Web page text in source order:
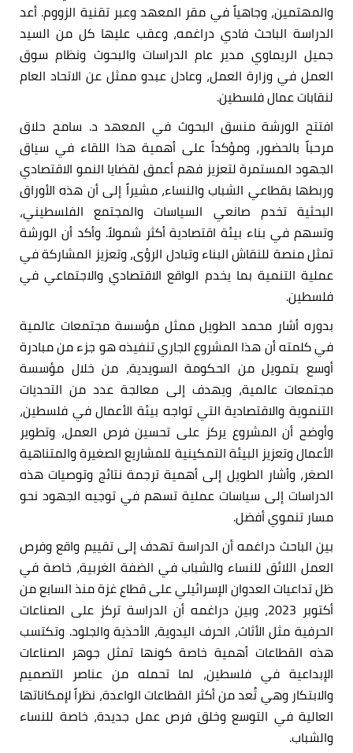
والمهتمين، وجاهياً في مقر المعهد وعبر تقنية الزووم. أعد
الدراسة الباحث فادي دراغمه، وعقب عليها كل من السيد
جميل الريماوي مدير عام الدراسات والبحوث ونظام سوق
العمل في وزارة العمل، وعادل عبدو ممثل عن الاتحاد العام
لنقابات عمال فلسطين.
افتتح الورشة منسق البحوث في المعهد د. سامح حلاق
مرحباً بالحضور، ومؤكداً على أهمية هذا اللقاء في سياق
الجهود المستمرة لتعزيز فهم أعمق لقضايا النمو الاقتصادي
وربطها بقطاعي الشباب والنساء، مشيراً إلى أن هذه الأوراق
البحثية تخدم صانعي السياسات والمجتمع الفلسطيني،
وتسهم في بناء بيئة اقتصادية أكثر شمولاً. وأكد أن الورشة
تمثل منصة للنقاش البناء وتبادل الرؤى، وتعزيز المشاركة في
عملية التنمية بما يخدم الواقع الاقتصادي والاجتماعي في
فلسطين.
بدوره أشار محمد الطويل ممثل مؤسسة مجتمعات عالمية
في كلمته أن هذا المشروع الجاري تنفيذه هو جزء من مبادرة
أوسع بتمويل من الحكومة السويدية، من خلال مؤسسة
مجتمعات عالمية، ويهدف إلى معالجة عدد من التحديات
التنموية والاقتصادية التي تواجه بيئة الأعمال في فلسطين،
وأوضح أن المشروع يركز على تحسين فرص العمل، وتطوير
الأعمال وتعزيز البيئة التمكينية للمشاريع الصغيرة والمتناهية
الصغر، وأشار الطويل إلى أهمية ترجمة نتائج وتوصيات هذه
الدراسات إلى سياسات عملية تسهم في توجيه الجهود نحو
مسار تنموي أفضل.
بين الباحث دراغمه أن الدراسة تهدف إلى تقييم واقع وفرص
العمل اللائق للنساء والشباب في الضفة الغربية، خاصة في
ظل تداعيات العدوان الإسرائيلي على قطاع غزة منذ السابع من
أكتوبر 2023، وبين دراغمه أن الدراسة تركز على الصناعات
الحرفية مثل الأثاث، الحرف اليدوية، الأحذية والجلود. وتكتسب
هذه القطاعات أهمية خاصة كونها تمثل جوهر الصناعات
الإبداعية في فلسطين، لما تحمله من عناصر التصميم
والابتكار وهي تُعد من أكثر القطاعات الواعدة، نظراً لإمكاناتها
العالية في التوسع وخلق فرص عمل جديدة، خاصة للنساء
والشباب.